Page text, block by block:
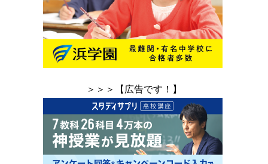
＞＞＞【広告です！】